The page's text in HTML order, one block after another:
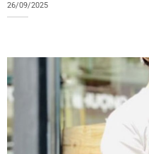
26/09/2025